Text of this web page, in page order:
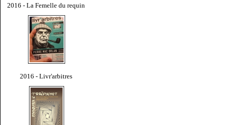
2016 - La Femelle du requin
2016 - Livr'arbitres